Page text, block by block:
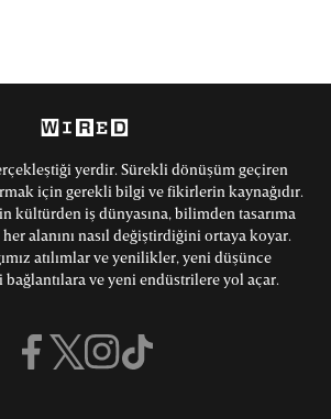
yerdir. Sürekli dönüşüm geçiren
için gerekli bilgi ve fikirlerin kaynağıdır.
kültürden iş dünyasına, bilimden tasarıma
her alanını nasıl değiştirdiğini ortaya koyar.
atılımlar ve yenilikler, yeni düşünce
ve yeni endüstrilere yol açar.